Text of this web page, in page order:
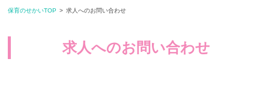
保育のせかいTOP 求人へのお問い合わせ
求人へのお問い合わせ